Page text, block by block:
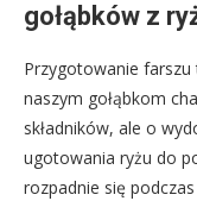
gołąbków z
Przygotowanie
naszym gołąbkom
składników, ale o
ugotowania ryżu do
rozpadnie się